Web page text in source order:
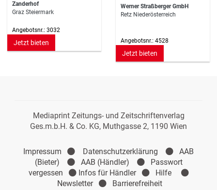
Zanderhof
Graz Steiermark
Angebotsnr.: 3032
Jetzt bieten
Werner Straßberger GmbH
Retz Niederösterreich
Angebotsnr.: 4528
Jetzt bieten
Mediaprint Zeitungs- und Zeitschriftenverlag
Ges.m.b.H. & Co. KG, Muthgasse 2, 1190 Wien
Impressum Datenschutzerklärung
AAB
(Bieter)
AAB (Händler)
Passwort
vergessen
Infos für Händler
Hilfe
Newsletter
Barrierefreiheit